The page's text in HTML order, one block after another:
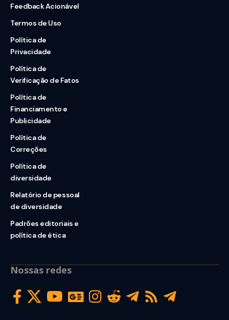
Feedback Acionável
Termos de Uso
Política de
Privacidade
Política de
Verificação de Fatos
Política de
Financiamento e
Publicidade
Política de
Correções
Política de
diversidade
Relatório de pessoal
de diversidade
Padrões editoriais e
política de ética
Nossas redes